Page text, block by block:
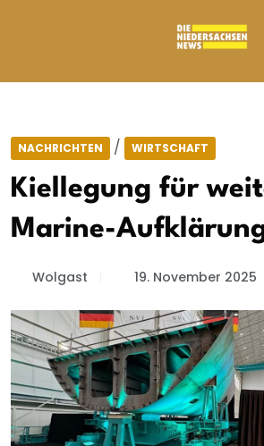
NACHRICHTEN / WIRTSCHAFT
Kiellegung für
Marine-
Wolgast 19. November 2025